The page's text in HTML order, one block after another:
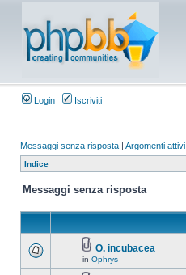
Login Iscriviti
Messaggi senza risposta | Argomenti attivi
Indice
Messaggi senza risposta
O. incubacea
in Ophrys